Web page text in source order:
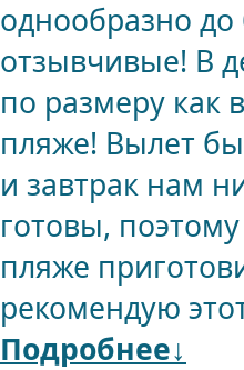
однообразно
отзывчивые! В
по размеру как
пляже! Вылет
и завтрак нам
готовы,
пляже
рекомендую
Подробнее↓